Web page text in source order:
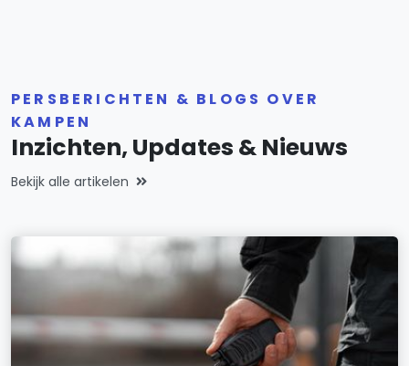
PERSBERICHTEN & BLOGS OVER
KAMPEN
Inzichten, Updates & Nieuws
Bekijk alle artikelen